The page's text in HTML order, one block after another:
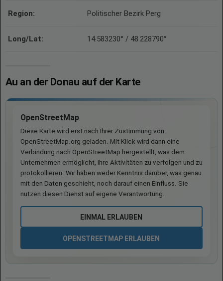
Region: Politischer Bezirk Perg
Long/Lat: 14.583230° / 48.228790°
Au an der Donau auf der Karte
OpenStreetMap
Diese Karte wird erst nach Ihrer Zustimmung von
OpenStreetMap.org geladen. Mit Klick wird dann eine
Verbindung nach OpenStreetMap hergestellt, was dem
Unternehmen ermöglicht, Ihre Aktivitäten zu verfolgen und zu
protokollieren. Wir haben weder Kenntnis darüber, was genau
mit den Daten geschieht, noch darauf einen Einfluss. Sie
nutzen diesen Dienst auf eigene Verantwortung.
EINMAL ERLAUBEN
OPENSTREETMAP ERLAUBEN